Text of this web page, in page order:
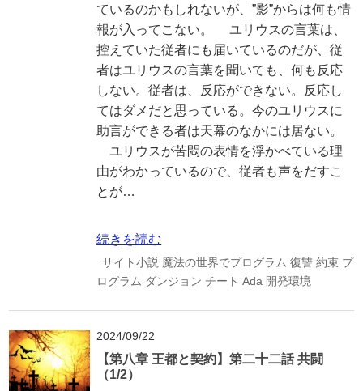
ているのかもしれないが、”影”からは何も情
報が入ってこない。 ユリウスの言葉は、
控えていた従者にも届いているのだが、従
者はユリウスの言葉を聞いても、何も反応
しない。従者は、反応ができない。反応し
てはダメだと思っている。今のユリウスに
助言ができる者は天幕のなかには居ない。
ユリウスが苦悶の表情を浮かべている理
由がわかっているので、従者も声をだすこ
とが…
続きを読む
サイト小説 魔法の世界でプログラム 復讐 約束 プ
ログラム ダンジョン チート Ada 開発環境
2024/09/22
【第八章 王都と契約】第二十二話 共闘
（1/2）